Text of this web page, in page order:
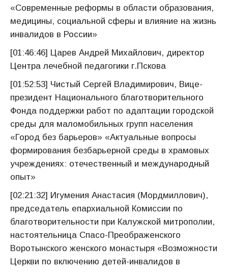
«Современные реформы в области образования,
медицины, социальной сферы и влияние на жизнь
инвалидов в России»
[01:46:46] Царев Андрей Михайлович, директор
Центра лечебной педагогики г.Пскова
[01:52:53] Чистый Сергей Владимирович, Вице-
президент Национального благотворительного
Фонда поддержки работ по адаптации городской
среды для маломобильных групп населения
«Город без барьеров» «Актуальные вопросы
формирования безбарьерной среды в храмовых
учреждениях: отечественный и международный
опыт»
[02:21:32] Игумения Анастасия (Мордмиллович),
председатель епархиальной Комиссии по
благотворительности при Калужской митрополии,
настоятельница Спасо-Преображенского
Воротынского женского монастыря «Возможности
Церкви по включению детей-инвалидов в